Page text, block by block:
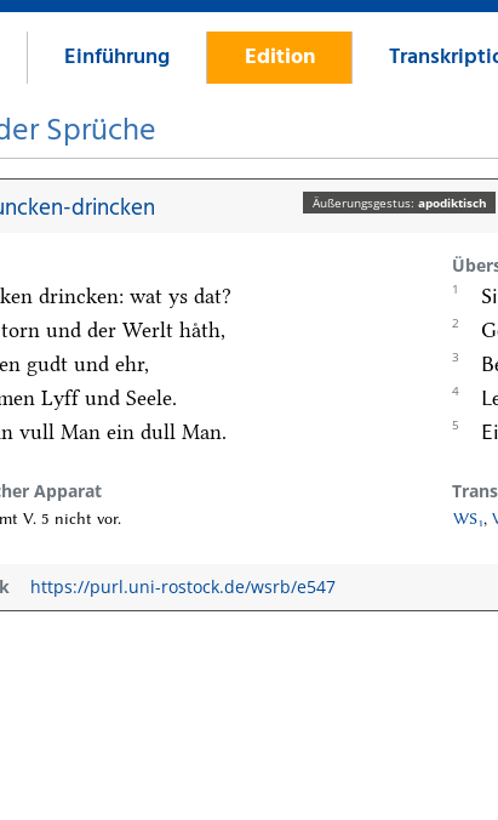
Einführung Edition
Sprüche
Äußerungsgestus: apodiktisch
drincken
drincken: wat ys dat? 1
torn und der Werlt haͤth, 2
gudt und ehr, 3
Lyff und Seele. 4
vull Man ein dull Man. 5
Apparat
V. 5 nicht vor. WS₁,
https://purl.uni-rostock.de/wsrb/e547